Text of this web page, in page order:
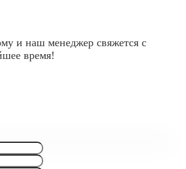
и наш менеджер свяжется с
время!